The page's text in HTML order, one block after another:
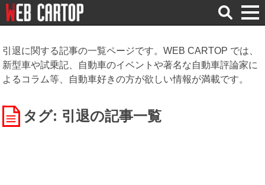
検
索
引退に関する記事の一覧ページです。WEB CARTOP では、
新型車や試乗記、自動車のイベントや著名な自動車評論家に
よるコラム等、自動車好きの方が欲しい情報が満載です。
タグ: 引退の記事一覧